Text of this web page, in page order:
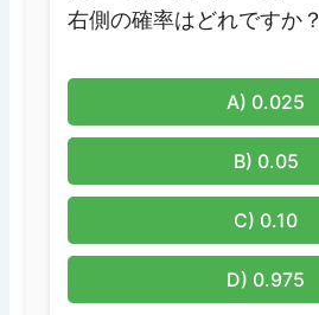
右側の確率はどれですか？
A) 0.025
B) 0.05
C) 0.10
D) 0.975